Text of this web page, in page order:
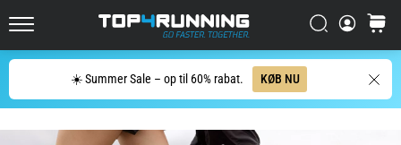
☀️ Summer Sale – op til 60% rabat. KØB NU
Søgkurv
men
det
er
hele
Hvilke